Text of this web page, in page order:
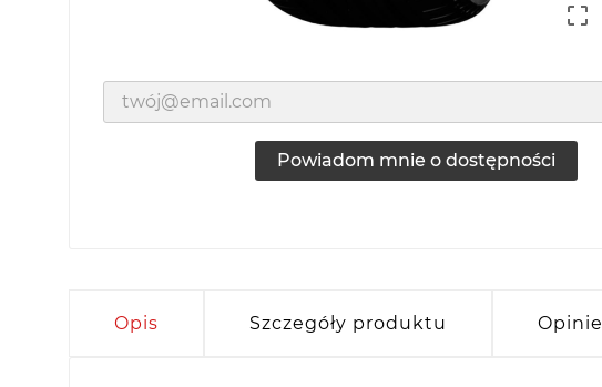

Powiadom mnie o dostępności
Opis Szczegóły produktu Opinie